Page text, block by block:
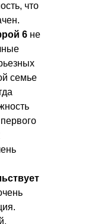
что
6 не
семье